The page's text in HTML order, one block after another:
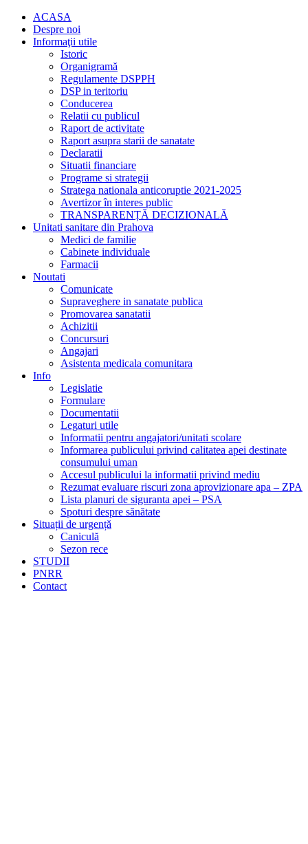
ACASA
Despre noi
Informaţii utile
Istoric
Organigramă
Regulamente DSPPH
DSP in teritoriu
Conducerea
Relatii cu publicul
Raport de activitate
Raport asupra starii de sanatate
Declaratii
Situatii financiare
Programe si strategii
Stratega nationala anticoruptie 2021-2025
Avertizor în interes public
TRANSPARENȚĂ DECIZIONALĂ
Unitati sanitare din Prahova
Medici de familie
Cabinete individuale
Farmacii
Noutati
Comunicate
Supraveghere in sanatate publica
Promovarea sanatatii
Achizitii
Concursuri
Angajari
Asistenta medicala comunitara
Info
Legislatie
Formulare
Documentatii
Legaturi utile
Informatii pentru angajatori/unitati scolare
Informarea publicului privind calitatea apei destinate
consumului uman
Accesul publicului la informatii privind mediu
Rezumat evaluare riscuri zona aprovizionare apa – ZPA
Lista planuri de siguranta apei – PSA
Spoturi despre sănătate
Situații de urgență
Caniculă
Sezon rece
STUDII
PNRR
Contact